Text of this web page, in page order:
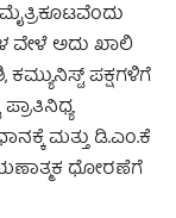
ವೇಳೆ ಅದು ಖಾಲಿ
ಪಕ್ಷಗಳಿಗೆ
ಮತ್ತು ಡಿ.ಎಂ.ಕೆ
ಋಣಾತ್ಮಕ ಧೋರಣೆಗೆ